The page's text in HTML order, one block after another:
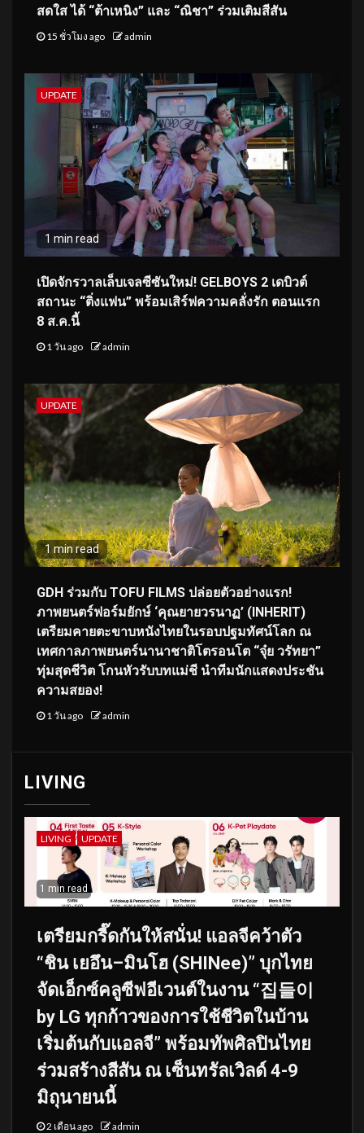
สดใส ได้ “ต้าเหนิง” และ “ณิชา” ร่วมเติมสีสัน
15 ชั่วโมง ago admin
UPDATE
1 min read
เปิดจักรวาลเล็บเจลซีซันใหม่! GELBOYS 2 เดบิวต์
สถานะ “ติ่งแฟน” พร้อมเสิร์ฟความคลั่งรัก ตอนแรก
8 ส.ค.นี้
1 วัน ago admin
UPDATE
1 min read
GDH ร่วมกับ TOFU FILMS ปล่อยตัวอย่างแรก!
ภาพยนตร์ฟอร์มยักษ์ ‘คุณยายวรนาฏ’ (INHERIT)
เตรียมคายตะขาบหนังไทยในรอบปฐมทัศน์โลก ณ
เทศกาลภาพยนตร์นานาชาติโตรอนโต “จุ๋ย วรัทยา”
ทุ่มสุดชีวิต โกนหัวรับบทแม่ชี นำทีมนักแสดงประชัน
ความสยอง!
1 วัน ago admin
LIVING
LIVING UPDATE
1 min read
เตรียมกรี๊ดกันให้สนั่น! แอลจีคว้าตัว
“ชิน เยอึน–มินโฮ (SHINee)” บุกไทย
จัดเอ็กซ์คลูซีฟอีเวนต์ในงาน “집들이
by LG ทุกก้าวของการใช้ชีวิตในบ้าน
เริ่มต้นกับแอลจี” พร้อมทัพศิลปินไทย
ร่วมสร้างสีสัน ณ เซ็นทรัลเวิลด์ 4-9
มิถุนายนนี้
2 เดือน ago admin